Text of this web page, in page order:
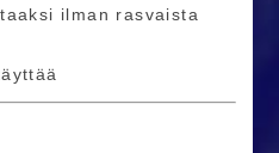
ilman rasvaista